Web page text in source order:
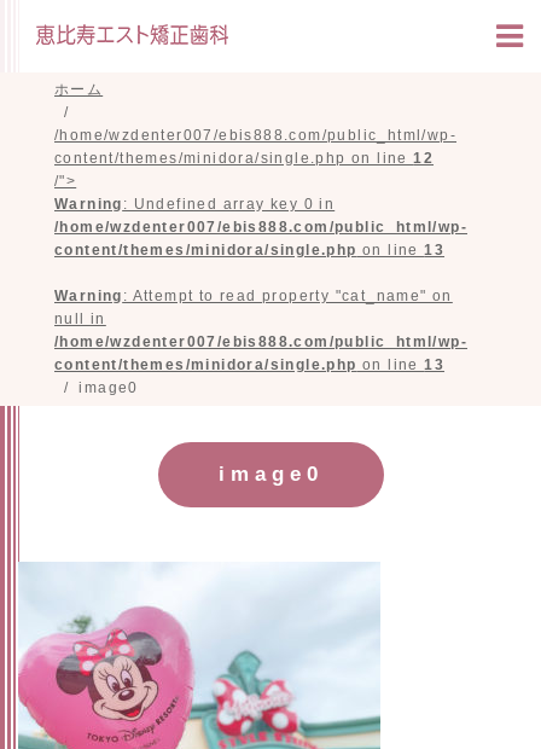
ホーム
/home/wzdenter007/ebis888.com/public_html/wp-
content/themes/minidora/single.php on line12
/">
Warning : Undefined array key 0 in
/home/wzdenter007/ebis888.com/public_html/wp-
content/themes/minidora/single.php on line13
Warning : Attempt to read property "cat_name" on
null in
/home/wzdenter007/ebis888.com/public_html/wp-
content/themes/minidora/single.php on line13
image0
image0